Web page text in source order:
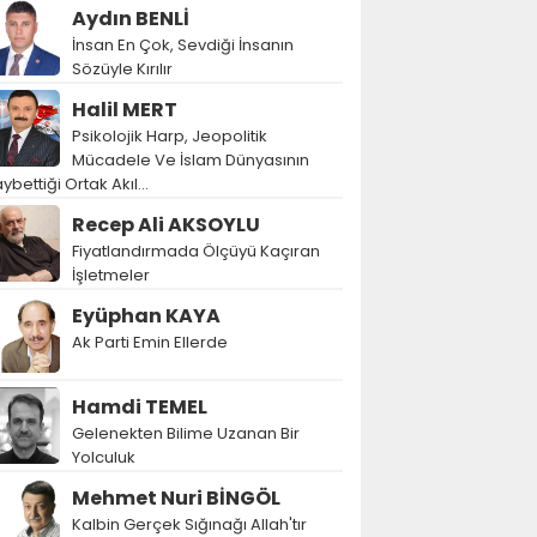
Aydın BENLİ
İnsan En Çok, Sevdiği İnsanın
Sözüyle Kırılır
Halil MERT
Psikolojik Harp, Jeopolitik
Mücadele Ve İslam Dünyasının
Ortak Akıl…
Recep Ali AKSOYLU
Fiyatlandırmada Ölçüyü Kaçıran
İşletmeler
Eyüphan KAYA
Ak Parti Emin Ellerde
Hamdi TEMEL
Gelenekten Bilime Uzanan Bir
Yolculuk
Mehmet Nuri BİNGÖL
Kalbin Gerçek Sığınağı Allah'tır